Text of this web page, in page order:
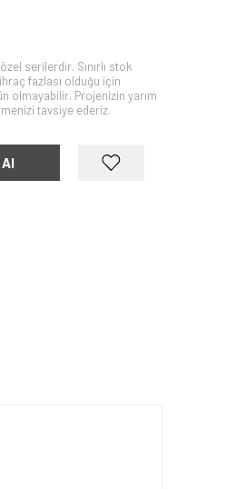
serilerdir. Sınırlı stok
fazlası olduğu için
olmayabilir. Projenizin yarım
tavsiye ederiz.